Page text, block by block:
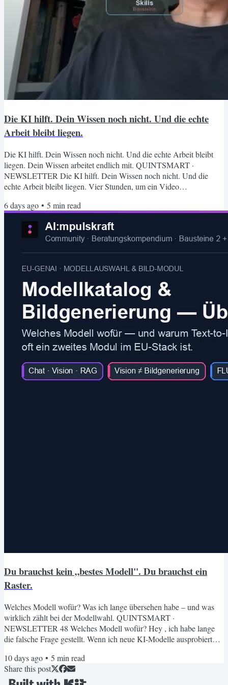
Die KI hilft. Dein Wissen noch nicht. Und die echte
Arbeit bleibt liegen.
Die KI hilft. Dein Wissen noch nicht. Und die echte Arbeit bleibt
liegen. Dein Wissen arbeitet endlich mit. QUINTSMART ·
NEWSLETTER Die KI hilft. Dein Wissen noch nicht. Und die
echte Arbeit bleibt liegen. Vier Stunden, um ein Video
Wissen von letztem Jahr abgelegt ist. Und ein Chat-Fenster, das bei
jedem Gespräch neu anfängt, als gäbe es kein Gestern. Das ist kein
KI-Problem. Das ist das Ergebnis, wenn KI als...
6 days ago • 5 min read
Du brauchst kein „bestes Modell". Du brauchst ein
Raster.
Welches Modell wofür? Was ich lange übersehen habe – und was
wirklich zählt bei der Modellwahl. QUINTSMART ·
NEWSLETTER 48 Welches Modell wofür? Hey , ich habe lange
die falsche Frage gestellt. Wenn ich neue KI-Modelle ausprobiert
Ich habe einfach ausprobiert, verglichen, gewechselt. Hauptsache
ein gutes Modell gefunden. Was ich dabei nicht gesehen habe: Ich
war die ganze Zeit auf der Oberfläche unterwegs. Ich habe nie
10 days ago • 5 min read
Share this post